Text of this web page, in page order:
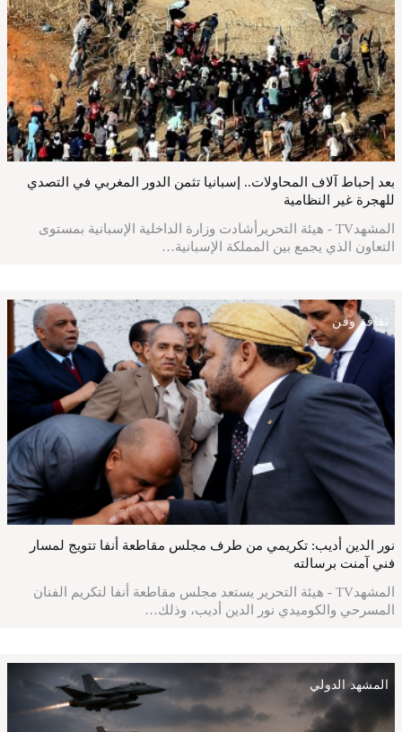
بعد إحباط آلاف المحاولات.. إسبانيا تثمن الدور المغربي في التصدي
للهجرة غير النظامية
المشهدTV - هيئة التحريرأشادت وزارة الداخلية الإسبانية بمستوى
التعاون الذي يجمع بين المملكة الإسبانية…
ثقافة وفن
نور الدين أديب: تكريمي من طرف مجلس مقاطعة أنفا تتويج لمسار
فني آمنت برسالته
المشهدTV - هيئة التحرير يستعد مجلس مقاطعة أنفا لتكريم الفنان
المسرحي والكوميدي نور الدين أديب، وذلك…
المشهد الدولي